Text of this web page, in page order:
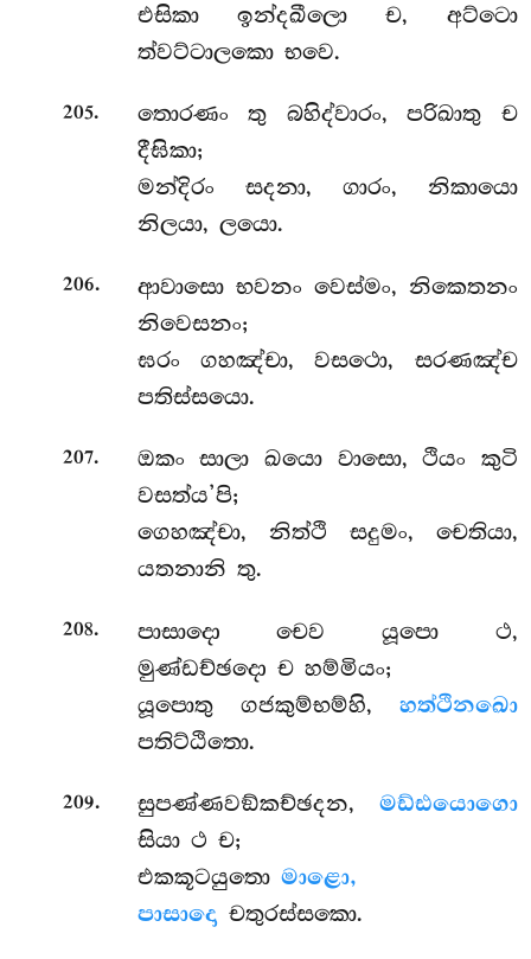
එසිකා ඉන්දඛීලො ච, අට්ටො
ත්වට්ටාලකො භවෙ.
205.
තොරණං තු බහිද්වාරං, පරිඛාතු ච
දීඝිකා;
මන්දිරං සදනා, ගාරං, නිකායො
නිලයා, ලයො.
206.
ආවාසො භවනං වෙස්මං, නිකෙතනං
නිවෙසනං;
ඝරං ගහඤ්චා, වසථො, සරණඤ්ච
පතිස්සයො.
207.
ඔකං සාලා ඛයො වාසො, ථියං කුටි
වසත්ය’පි;
ගෙහඤ්චා, නිත්ථි සදුමං, චෙතියා,
යතනානි තු.
208. පාසාදොචෙව යූපො ථ,
මුණ්ඩච්ඡදො ච හම්මියං;
යූපොතු ගජකුම්භම්හි, හත්ථිනඛො
පතිට්ඨිතො.
209. සුපණ්ණවඞ්කච්ඡදන, මඩ්ඪයොගො
සියා ථ ච;
එකකූටයුතො මාළො,
පාසාදො චතුරස්සකො.